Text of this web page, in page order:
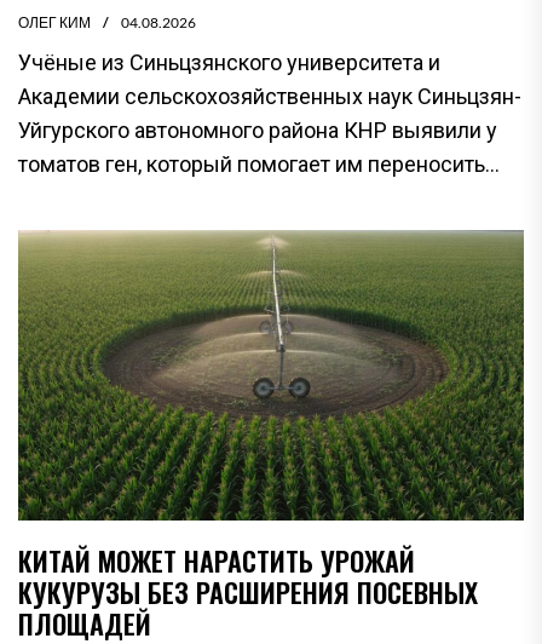
ОЛЕГ КИМ 04.08.2026
Учёные из Синьцзянского университета и
Академии сельскохозяйственных наук Синьцзян-
Уйгурского автономного района КНР выявили у
томатов ген, который помогает им переносить...
КИТАЙ МОЖЕТ НАРАСТИТЬ УРОЖАЙ
КУКУРУЗЫ БЕЗ РАСШИРЕНИЯ ПОСЕВНЫХ
ПЛОЩАДЕЙ